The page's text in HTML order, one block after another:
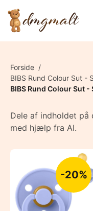
Forside /
BIBS Rund Colour Sut -
BIBS Rund Colour Sut
Dele af indholdet på
med hjælp fra AI.
-20%